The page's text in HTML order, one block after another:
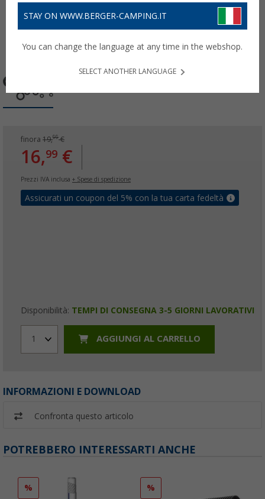
finora 19,99€
16,99 €
Prezzi IVA inclusa + Spese di spedizione
Assicurati un coupon del 5% con la tua carta fedeltà
Disponibilità: TEMPI DI CONSEGNA 3-5 GIORNI LAVORATIVI
1 AGGIUNGI AL CARRELLO
INFORMAZIONI E DOWNLOAD
Confronta questo articolo
POTREBBERO INTERESSARTI ANCHE
% %
STAY ON WWW.BERGER-CAMPING.IT
You can change the language at any time in the webshop.
SELECT ANOTHER LANGUAGE